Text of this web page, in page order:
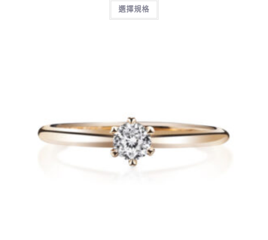
選擇規格